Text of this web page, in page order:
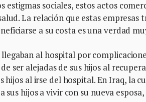
sociales, estos actos
La relación que estas empresas
a su costa es una verdad
llegaban al hospital por
ser alejadas de sus hijos al
hijos al irse del hospital. En Iraq, la
sus hijos a vivir con su nueva